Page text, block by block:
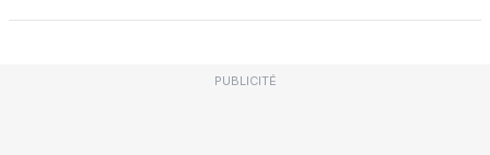
PUBLICITÉ